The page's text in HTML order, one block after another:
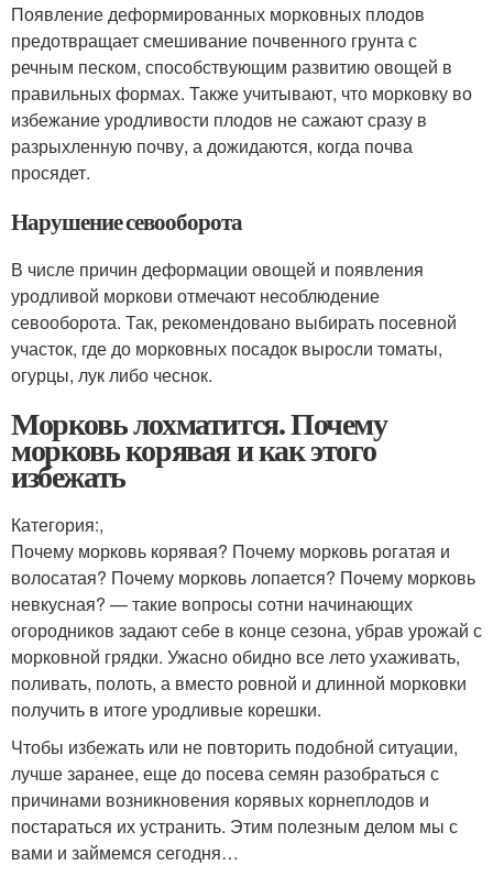
Появление деформированных морковных плодов
предотвращает смешивание почвенного грунта с
речным песком, способствующим развитию овощей в
правильных формах. Также учитывают, что морковку во
избежание уродливости плодов не сажают сразу в
разрыхленную почву, а дожидаются, когда почва
просядет.
Нарушение севооборота
В числе причин деформации овощей и появления
уродливой моркови отмечают несоблюдение
севооборота. Так, рекомендовано выбирать посевной
участок, где до морковных посадок выросли томаты,
огурцы, лук либо чеснок.
Морковь лохматится. Почему
морковь корявая и как этого
избежать
Категория:,
Почему морковь корявая? Почему морковь рогатая и
волосатая? Почему морковь лопается? Почему морковь
невкусная? — такие вопросы сотни начинающих
огородников задают себе в конце сезона, убрав урожай с
морковной грядки. Ужасно обидно все лето ухаживать,
поливать, полоть, а вместо ровной и длинной морковки
получить в итоге уродливые корешки.
Чтобы избежать или не повторить подобной ситуации,
лучше заранее, еще до посева семян разобраться с
причинами возникновения корявых корнеплодов и
постараться их устранить. Этим полезным делом мы с
вами и займемся сегодня…